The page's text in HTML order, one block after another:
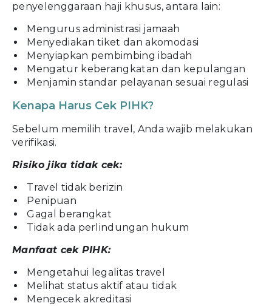
penyelenggaraan haji khusus, antara lain:
Mengurus administrasi jamaah
Menyediakan tiket dan akomodasi
Menyiapkan pembimbing ibadah
Mengatur keberangkatan dan kepulangan
Menjamin standar pelayanan sesuai regulasi
Kenapa Harus Cek PIHK?
Sebelum memilih travel, Anda wajib melakukan
verifikasi.
Risiko jika tidak cek:
Travel tidak berizin
Penipuan
Gagal berangkat
Tidak ada perlindungan hukum
Manfaat cek PIHK:
Mengetahui legalitas travel
Melihat status aktif atau tidak
Mengecek akreditasi